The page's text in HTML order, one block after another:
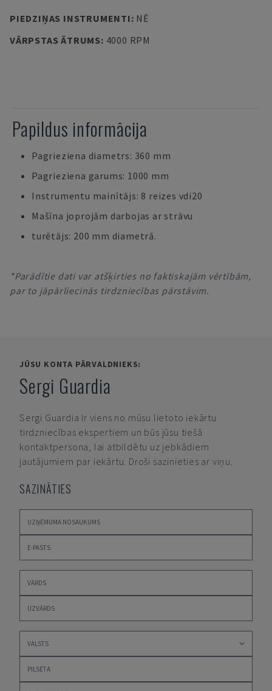
PIEDZIŅAS INSTRUMENTI: NĒ
VĀRPSTAS ĀTRUMS: 4000 RPM
Papildus informācija
Pagrieziena diametrs: 360 mm
Pagrieziena garums: 1000 mm
Instrumentu mainītājs: 8 reizes vdi20
Mašīna joprojām darbojas ar strāvu
turētājs: 200 mm diametrā.
*Parādītie dati var atšķirties no faktiskajām vērtībām,
par to jāpārliecinās tirdzniecības pārstāvim.
JŪSU KONTA PĀRVALDNIEKS:
Sergi Guardia
Sergi Guardia Ir viens no mūsu lietoto iekārtu
tirdzniecības ekspertiem un būs jūsu tiešā
kontaktpersona, lai atbildētu uz jebkādiem
jautājumiem par iekārtu. Droši sazinieties ar viņu.
SAZINĀTIES